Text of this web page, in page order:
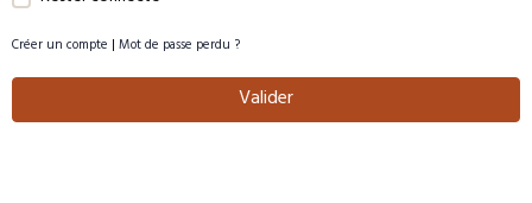
Créer un compte |Mot de passe perdu ?
Valider